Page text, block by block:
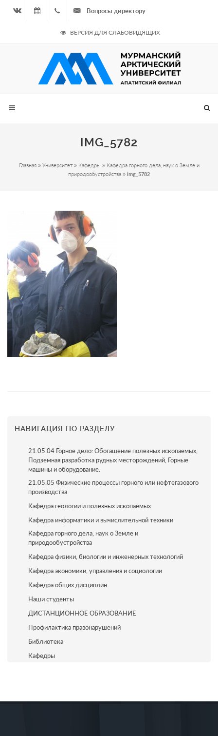
07.08.2026
- Чётная
неделя
964
687
Вопросы директору
ВЕРСИЯ ДЛЯ СЛАБОВИДЯЩИХ
IMG_5782
Главная» Университет» Кафедры » Кафедра горного дела, наук о Земле и
природообустройства » img_5782
НАВИГАЦИЯ ПО РАЗДЕЛУ
21.05.04 Горное дело: Обогащение полезных ископаемых,
Подземная разработка рудных месторождений, Горные
машины и оборудование.
21.05.05 Физические процессы горного или нефтегазового
производства
Кафедра геологии и полезных ископаемых
Кафедра информатики и вычислительной техники
Кафедра горного дела, наук о Земле и
природообустройства
Кафедра физики, биологии и инженерных технологий
Кафедра экономики, управления и социологии
Кафедра общих дисциплин
Наши студенты
ДИСТАНЦИОННОЕ ОБРАЗОВАНИЕ
Профилактика правонарушений
Библиотека
Кафедры